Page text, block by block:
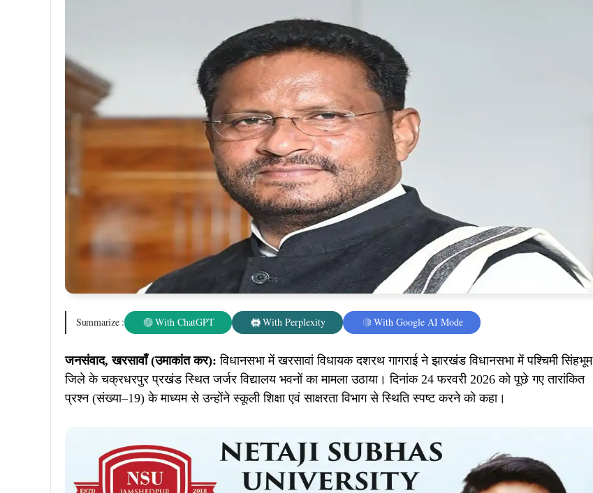
Summarize : With ChatGPT With Perplexity With Google AI Mode
जनसंवाद, खरसावाँ (उमाकांत कर): विधानसभा में खरसावां विधायक दशरथ गागराई ने झारखंड विधानसभा में पश्चिमी सिंहभूम
जिले के चक्रधरपुर प्रखंड स्थित जर्जर विद्यालय भवनों का मामला उठाया। दिनांक 24 फरवरी 2026 को पूछे गए तारांकित
प्रश्न (संख्या–19) के माध्यम से उन्होंने स्कूली शिक्षा एवं साक्षरता विभाग से स्थिति स्पष्ट करने को कहा।